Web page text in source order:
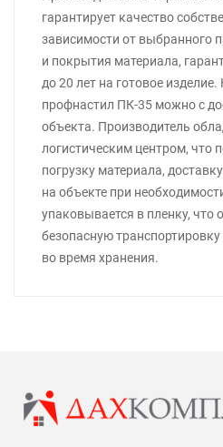
гарантирует качество
зависимости от выбранного
и покрытия материала,
до 20 лет на готовое
профнастил ПК-35 можно с
объекта. Производитель
логистическим центром, что
погрузку материала,
на объекте при
упаковывается в пленку, что
безопасную транспортировку
во время хранения.